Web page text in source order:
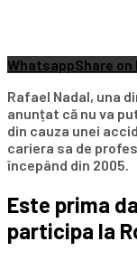
WhatsappShare on
Rafael Nadal, una
anunțat că nu va
din cauza unei
cariera sa de
începând din 2005.
Este prima
participa la